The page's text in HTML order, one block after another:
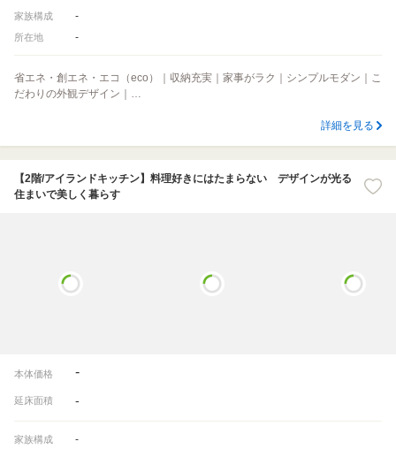
家族構成 -
所在地 -
省エネ・創エネ・エコ（eco）｜収納充実｜家事がラク｜シンプルモダン｜こ
だわりの外観デザイン｜…
詳細を見る
【2階/アイランドキッチン】料理好きにはたまらない デザインが光る
住まいで美しく暮らす
本体価格 -
延床面積 -
家族構成 -